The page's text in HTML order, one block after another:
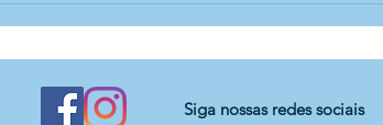
—
educandos do CEDESP
Santo Antônio!
Siga nossas redes sociais